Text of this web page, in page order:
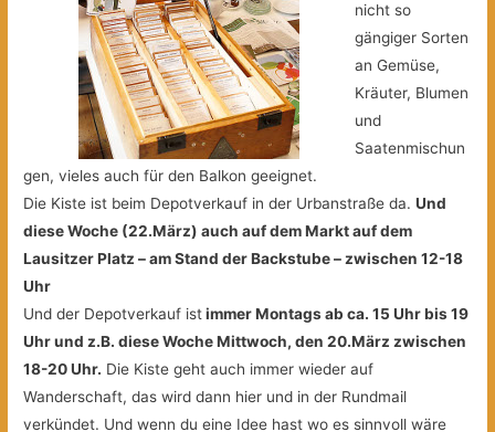
nicht so
gängiger Sorten
an Gemüse,
Kräuter, Blumen
und
Saatenmischun
gen, vieles auch für den Balkon geeignet.
Die Kiste ist beim Depotverkauf in der Urbanstraße da.Und
diese Woche (22.März) auch auf dem Markt auf dem
Lausitzer Platz – am Stand der Backstube – zwischen 12-18
Uhr
Und der Depotverkauf istimmer Montags ab ca. 15 Uhr bis 19
Uhr und z.B. diese Woche Mittwoch, den 20.März zwischen
18-20 Uhr. Die Kiste geht auch immer wieder auf
Wanderschaft, das wird dann hier und in der Rundmail
verkündet. Und wenn du eine Idee hast wo es sinnvoll wäre